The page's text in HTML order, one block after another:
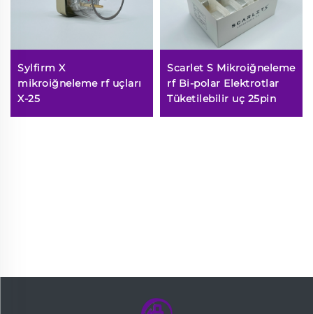
Sylfirm X
mikroiğneleme rf uçları
X-25
Scarlet S Mikroiğneleme
rf Bi-polar Elektrotlar
Tüketilebilir uç 25pin